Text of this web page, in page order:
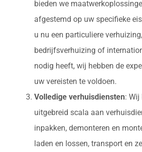
bieden we
afgestemd op uw specifieke
u nu een particuliere verhuizing,
bedrijfsverhuizing of
nodig heeft, wij hebben de
uw vereisten te voldoen.
Volledige verhuisdiensten: Wij
uitgebreid scala aan
inpakken, demonteren en
laden en lossen, transport en